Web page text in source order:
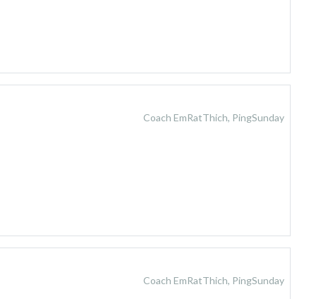
Coach EmRatThich, PingSunday
Coach EmRatThich, PingSunday